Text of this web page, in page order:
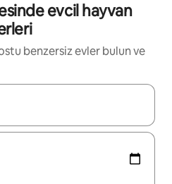
evcil hayvan
benzersiz evler bulun ve
yukarı ve aşağı oklarıyla